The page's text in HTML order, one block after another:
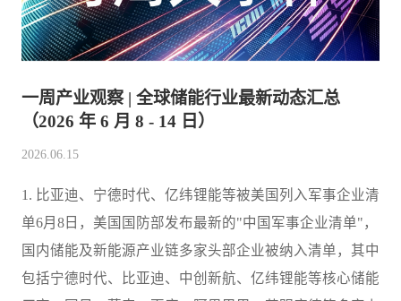
一周产业观察 | 全球储能行业最新动态汇总
（2026 年 6 月 8 - 14 日）
2026.06.15
1. 比亚迪、宁德时代、亿纬锂能等被美国列入军事企业清
单6月8日，美国国防部发布最新的"中国军事企业清单"，
国内储能及新能源产业链多家头部企业被纳入清单，其中
包括宁德时代、比亚迪、中创新航、亿纬锂能等核心储能